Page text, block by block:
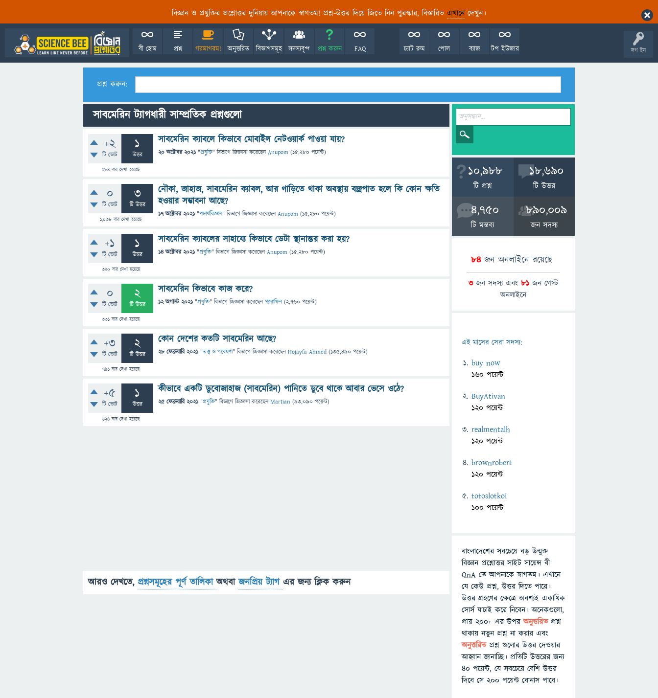
বিজ্ঞান ও প্রযুক্তির প্রশ্নোত্তর দুনিয়ায় আপনাকে স্বাগতম! প্রশ্ন-উত্তর দিয়ে জিতে নিন পুরস্কার, বিস্তারিত এখানেদেখুন।
লগ ইন
বী হোম প্রশ্ন গরমাগরম! অনুত্তরিত বিভাগসমূহ সদস্যবৃন্দ প্রশ্ন করুন FAQ টপ ইউজার
ব্যাজ
পোল
চ্যাট রুম
প্রশ্ন করুন:
সাবমেরিন ট্যাগধারী সাম্প্রতিক প্রশ্নগুলো
+2
টি ভোট
1
উত্তর
284 বার দেখা হয়েছে
সাবমেরিন ক্যাবলে কিভাবে মোবাইল নেটওয়ার্ক পাওয়া যায়?
20 অক্টোবর 2021 "প্রযুক্তি" বিভাগে জিজ্ঞাসাকরেছেনAnupom (15,280 পয়েন্ট)
0
টি ভোট
3
টি উত্তর
1,038 বার দেখা হয়েছে
নৌকা, জাহাজ, সাবমেরিন ক্যাবল, আর গাড়িতে থাকা অবস্থায় বজ্রপাত হলে কি কোন ক্ষতি
হওয়ার সম্ভাবনা আছে?
17 অক্টোবর 2021 "পদার্থবিজ্ঞান" বিভাগে জিজ্ঞাসাকরেছেনAnupom (15,280 পয়েন্ট)
+1
টি ভোট
1
উত্তর
320 বার দেখা হয়েছে
সাবমেরিন ক্যাবলের সাহায্যে কিভাবে ডেটা স্থানান্তর করা হয়?
14 অক্টোবর 2021 "প্রযুক্তি" বিভাগে জিজ্ঞাসাকরেছেনAnupom (15,280 পয়েন্ট)
0
টি ভোট
2
টি উত্তর
331 বার দেখা হয়েছে
সাবমেরিন কিভাবে কাজ করে?
12 অগাস্ট 2021 "প্রযুক্তি" বিভাগে জিজ্ঞাসাকরেছেনপ্যারাফিন (2,760 পয়েন্ট)
+3
টি ভোট
2
টি উত্তর
791বার দেখা হয়েছে
কোন দেশের কতটি সাবমেরিন আছে?
28 ফেব্রুয়ারি 2021 "তত্ত্ব ও গবেষণা" বিভাগে জিজ্ঞাসাকরেছেনHojayfa Ahmed (135,490 পয়েন্ট)
+5
টি ভোট
1
উত্তর
624 বার দেখা হয়েছে
কীভাবে একটি ডুবোজাহাজ (সাবমেরিন) পানিতে ডুবে থাকে আবার ভেসে ওঠে?
25 ফেব্রুয়ারি 2021 "প্রযুক্তি" বিভাগে জিজ্ঞাসাকরেছেনMartian (93,090 পয়েন্ট)
আরও দেখতে, প্রশ্নসমূহের পূর্ণ তালিকাঅথবাজনপ্রিয় ট্যাগ এর জন্য ক্লিক করুন
10,988
টি প্রশ্ন
18,690
টি উত্তর
4,750
টি মন্তব্য
890,009
জন সদস্য
84জন অনলাইনে রয়েছে
3জন সদস্য এবং 81 জন গেস্ট
অনলাইনে
এই মাসের সেরা সদস্য:
buy now
160 পয়েন্ট
BuyAtivan
120 পয়েন্ট
realmentalh
120 পয়েন্ট
brownrobert
120 পয়েন্ট
totoslotkoi
100 পয়েন্ট
বাংলাদেশের সবচেয়ে বড় উন্মুক্ত
বিজ্ঞান প্রশ্নোত্তর সাইট সায়েন্স বী
QnA তে আপনাকে স্বাগতম। এখানে
যে কেউ প্রশ্ন, উত্তর দিতে পারে।
উত্তর গ্রহণের ক্ষেত্রে অবশ্যই একাধিক
সোর্স যাচাই করে নিবেন। অনেকগুলো,
প্রায় ২০০+ এর উপরঅনুত্তরিতপ্রশ্ন
থাকায় নতুন প্রশ্ন না করার এবং
অনুত্তরিত প্রশ্ন গুলোর উত্তর দেওয়ার
আহ্বান জানাচ্ছি। প্রতিটি উত্তরের জন্য
৪০ পয়েন্ট, যে সবচেয়ে বেশি উত্তর
দিবে সে ২০০ পয়েন্ট বোনাস পাবে।